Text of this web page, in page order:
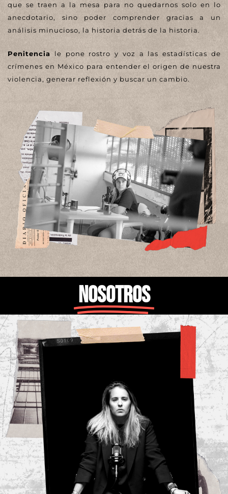
que se traen a la mesa para no quedarnos solo en lo
anecdotario, sino poder comprender gracias a un
análisis minucioso, la historia detrás de la historia.
Penitencia le pone rostro y voz a las estadísticas de
crímenes en México para entender el origen de nuestra
violencia, generar reflexión y buscar un cambio.
NosotRoS